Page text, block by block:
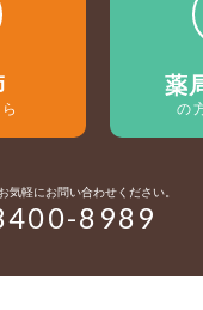
薬
の
気軽にお問い合わせください。
8989